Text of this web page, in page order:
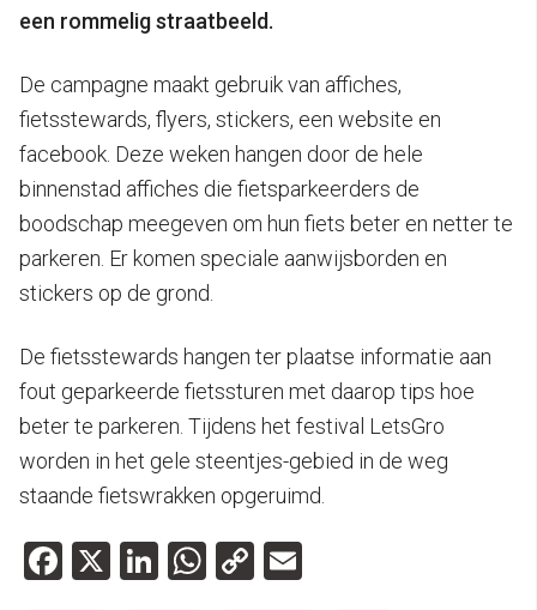
een rommelig straatbeeld.
De campagne maakt gebruik van affiches,
fietsstewards, flyers, stickers, een website en
facebook. Deze weken hangen door de hele
binnenstad affiches die fietsparkeerders de
boodschap meegeven om hun fiets beter en netter te
parkeren. Er komen speciale aanwijsborden en
stickers op de grond.
De fietsstewards hangen ter plaatse informatie aan
fout geparkeerde fietssturen met daarop tips hoe
beter te parkeren. Tijdens het festival LetsGro
worden in het gele steentjes-gebied in de weg
staande fietswrakken opgeruimd.
Facebook
X LinkedIn
WhatsApp
Copy
Link